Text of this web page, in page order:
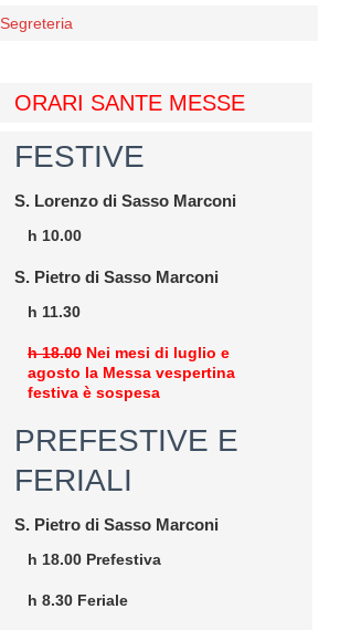
Segreteria
ORARI SANTE MESSE
FESTIVE
S. Lorenzo di Sasso Marconi
h 10.00
S. Pietro di Sasso Marconi
h 11.30
h 18.00 Nei mesi di luglio e
agosto la Messa vespertina
festiva è sospesa
PREFESTIVE E
FERIALI
S. Pietro di Sasso Marconi
h 18.00 Prefestiva
h 8.30 Feriale